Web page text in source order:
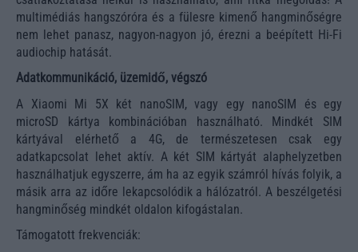
multimédiás hangszóróra és a fülesre kimenő hangminőségre
nem lehet panasz, nagyon-nagyon jó, érezni a beépített Hi-Fi
audiochip hatását.
Adatkommunikáció, üzemidő, végszó
A Xiaomi Mi 5X két nanoSIM, vagy egy nanoSIM és egy
microSD kártya kombinációban használható. Mindkét SIM
kártyával elérhető a 4G, de természetesen csak egy
adatkapcsolat lehet aktív. A két SIM kártyát alaphelyzetben
használhatjuk egyszerre, ám ha az egyik számról hívás folyik, a
másik arra az időre lekapcsolódik a hálózatról. A beszélgetési
hangminőség mindkét oldalon kifogástalan.
Támogatott frekvenciák: